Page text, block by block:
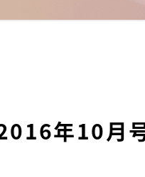
年10月号